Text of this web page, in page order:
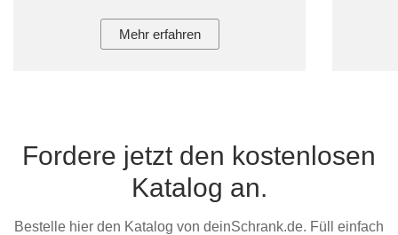
Mehr erfahren
Fordere jetzt den kostenlosen
Katalog an.
Bestelle hier den Katalog von deinSchrank.de. Füll einfach